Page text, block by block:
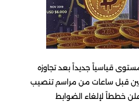
قياسياً جديداً بعد تجاوزه
قبل ساعات من مراسم تنصيب
خططاً لإلغاء الضوابط